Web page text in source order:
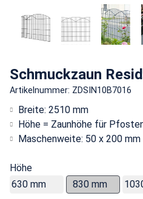
Schmuckzaun
Artikelnummer: ZDSIN10B7016
Breite: 2510 mm
Höhe = Zaunhöhe für
Maschenweite: 50 x 200 mm
Höhe
630 mm
830 mm